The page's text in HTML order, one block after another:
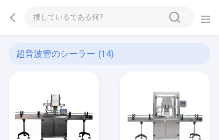
超音波管のシーラー (14)